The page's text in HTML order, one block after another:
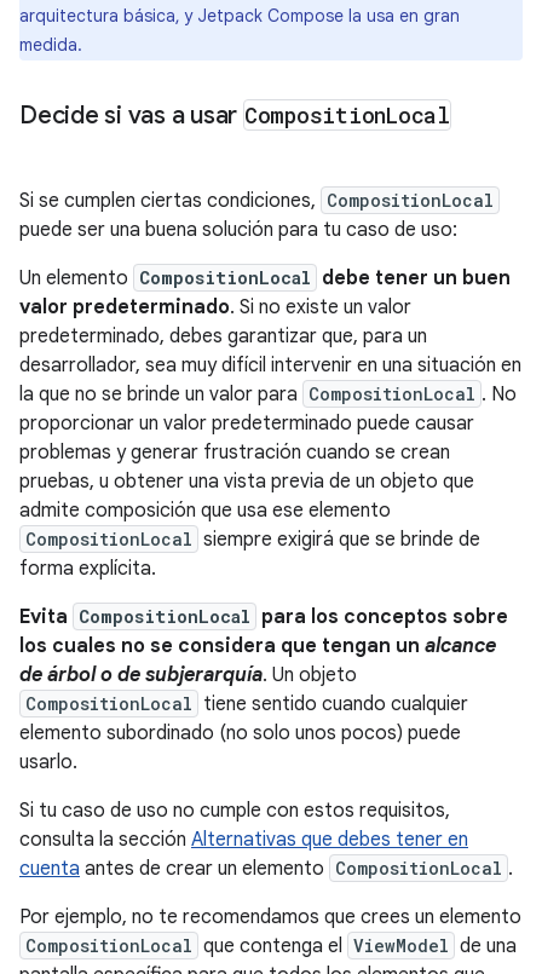
arquitectura básica, y Jetpack Compose la usa en gran
medida.
Decide si vas a usar CompositionLocal
Si se cumplen ciertas condiciones, CompositionLocal
puede ser una buena solución para tu caso de uso:
Un elemento CompositionLocal debe tener un buen
valor predeterminado. Si no existe un valor
predeterminado, debes garantizar que, para un
desarrollador, sea muy difícil intervenir en una situación en
la que no se brinde un valor para CompositionLocal . No
proporcionar un valor predeterminado puede causar
problemas y generar frustración cuando se crean
pruebas, u obtener una vista previa de un objeto que
admite composición que usa ese elemento
CompositionLocal siempre exigirá que se brinde de
forma explícita.
Evita CompositionLocal para los conceptos sobre
los cuales no se considera que tengan un alcance
de árbol o de subjerarquía. Un objeto
CompositionLocal tiene sentido cuando cualquier
elemento subordinado (no solo unos pocos) puede
usarlo.
Si tu caso de uso no cumple con estos requisitos,
consulta la sección Alternativas que debes tener en
cuenta antes de crear un elemento CompositionLocal .
Por ejemplo, no te recomendamos que crees un elemento
CompositionLocal que contenga el ViewModel de una